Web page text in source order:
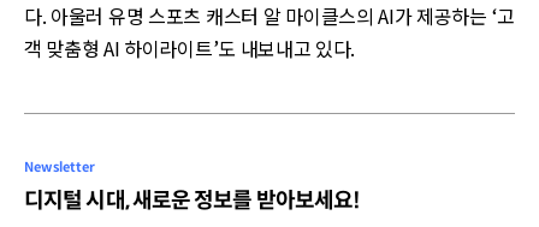
다. 아울러 유명 스포츠 캐스터 알 마이클스의 AI가 제공하는 ‘고
객 맞춤형 AI 하이라이트’도 내보내고 있다.
Newsletter
디지털 시대, 새로운 정보를 받아보세요!